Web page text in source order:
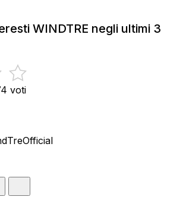
WINDTRE negli ultimi 3
voti